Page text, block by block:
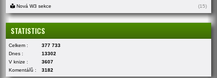
Nová W3 sekce
(15)
STATISTICS
Celkem :
377 733
Dnes :
13302
V knize :
3607
Komentářů :
3182